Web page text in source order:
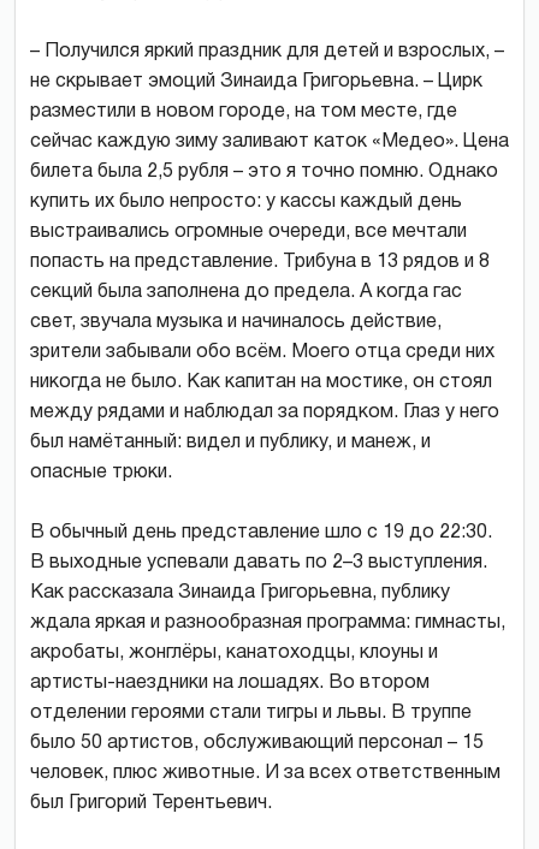
– Получился яркий праздник для детей и взрослых, –
не скрывает эмоций Зинаида Григорьевна. – Цирк
разместили в новом городе, на том месте, где
сейчас каждую зиму заливают каток «Медео». Цена
билета была 2,5 рубля – это я точно помню. Однако
купить их было непросто: у кассы каждый день
выстраивались огромные очереди, все мечтали
попасть на представление. Трибуна в 13 рядов и 8
секций была заполнена до предела. А когда гас
свет, звучала музыка и начиналось действие,
зрители забывали обо всём. Моего отца среди них
никогда не было. Как капитан на мостике, он стоял
между рядами и наблюдал за порядком. Глаз у него
был намётанный: видел и публику, и манеж, и
опасные трюки.
В обычный день представление шло с 19 до 22:30.
В выходные успевали давать по 2–3 выступления.
Как рассказала Зинаида Григорьевна, публику
ждала яркая и разнообразная программа: гимнасты,
акробаты, жонглёры, канатоходцы, клоуны и
артисты-наездники на лошадях. Во втором
отделении героями стали тигры и львы. В труппе
было 50 артистов, обслуживающий персонал – 15
человек, плюс животные. И за всех ответственным
был Григорий Терентьевич.